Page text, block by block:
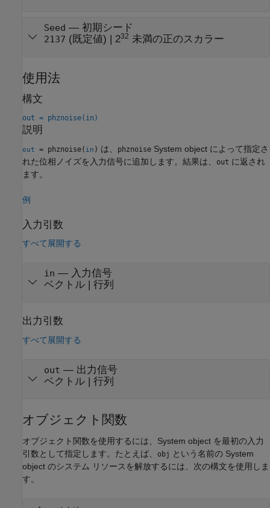
Seed — 初期シード
2137 (既定値) | 232 未満の正のスカラー
使用法
構文
out = phznoise(in)
説明
out = phznoise( in ) は、 phznoise System object によって指定さ
れた位相ノイズを入力信号に追加します。結果は、
out に返され
ます。
例
入力引数
すべて展開する
in — 入力信号
ベクトル| 行列
出力引数
すべて展開する
out — 出力信号
ベクトル | 行列
オブジェクト関数
オブジェクト関数を使用するには、System object を最初の入力
引数として指定します。たとえば、
obj という名前の System
object のシステム リソースを解放するには、次の構文を使用しま
す。